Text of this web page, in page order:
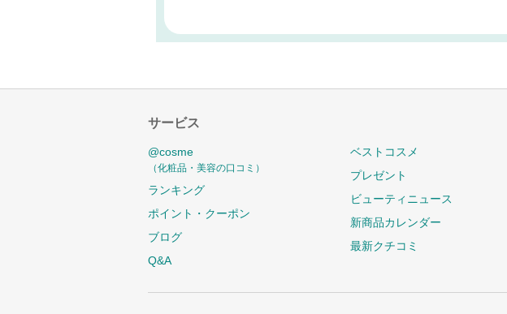
サービス
@cosme
（化粧品・美容の口コミ）
ランキング
ポイント・クーポン
ブログ
Q&A
ベストコスメ
プレゼント
ビューティニュース
新商品カレンダー
最新クチコミ